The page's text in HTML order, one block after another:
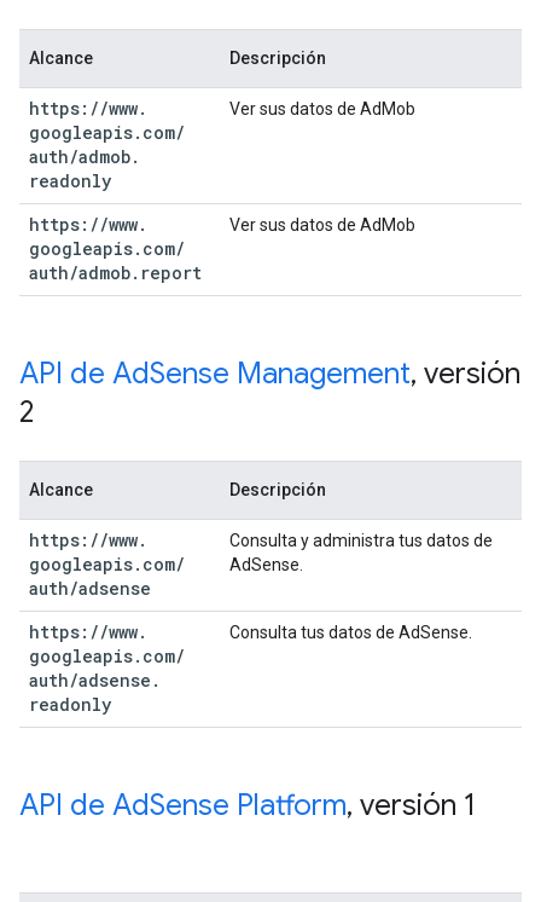
Alcance Descripción
https: //www.
googleapis. com/
auth/admob.
readonly
Ver sus datos de AdMob
https: //www.
googleapis. com/
auth/admob. report
Ver sus datos de AdMob
API de AdSense Management, versión
2
Alcance Descripción
https: //www.
googleapis. com/
auth/adsense
Consulta y administra tus datos de
AdSense.
https: //www.
googleapis. com/
auth/adsense .
readonly
Consulta tus datos de AdSense.
API de AdSense Platform, versión 1